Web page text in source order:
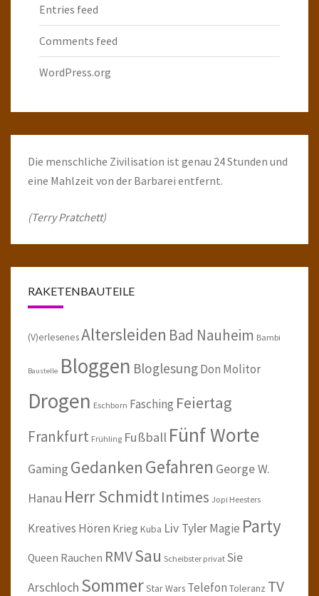
Entries feed
Comments feed
WordPress.org
Die menschliche Zivilisation ist genau 24 Stunden und
eine Mahlzeit von der Barbarei entfernt.
(Terry Pratchett)
RAKETENBAUTEILE
(V)erlesenesAltersleiden Bad Nauheim Bambi
Baustelle Bloggen BloglesungDon Molitor
Drogen Eschborn Fasching Feiertag
Frankfurt Frühling Fußball Fünf Worte
Gaming GedankenGefahren George W.
Hanau Herr SchmidtIntimes Jopi Heesters
Kreatives Hören Krieg Kuba Liv TylerMagie Party
Queen Rauchen RMVSau Scheibster privat Sie
Arschloch SommerStar Wars Telefon Toleranz TV